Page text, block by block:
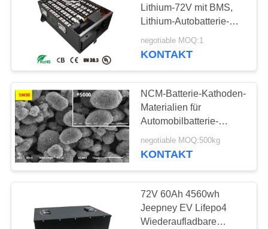
VERBINDUNG
FORDERN
SIE EIN
ZITAT
SITEMAP
DATENSCHUTZRICHTLINIE
NMC-Batterie
44
Elektro-Mobil-
Batterien
Lithium-72V mit BMS,
Lithium-Autobatterie-
hohes Schutz-Niveau
negotiable MOQ:1
KONTAKT
NCM-Batterie-Kathoden-
Materialien für
Automobilbatterie-
Herstellungsverfahren
negotiable MOQ:500kg
KONTAKT
72V 60Ah 4560wh
Jeepney EV Lifepo4
Wiederaufladbare